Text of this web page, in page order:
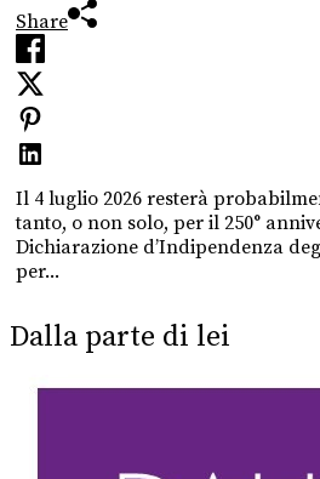
Share
Il 4 luglio 2026 resterà
tanto, o non solo, per il 250°
Dichiarazione d’Indipendenza
per...
Dalla parte di lei